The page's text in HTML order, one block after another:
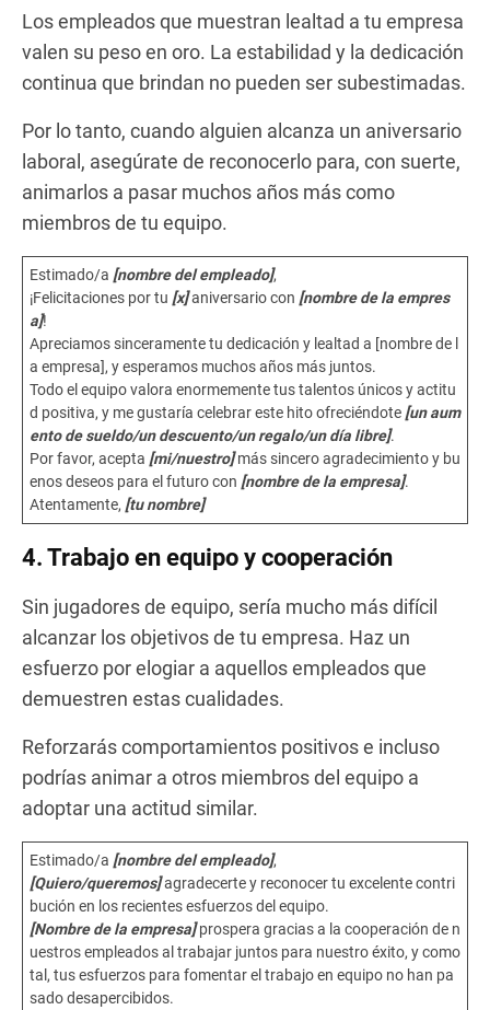
Los empleados que muestran lealtad a tu empresa
valen su peso en oro. La estabilidad y la dedicación
continua que brindan no pueden ser subestimadas.
Por lo tanto, cuando alguien alcanza un aniversario
laboral, asegúrate de reconocerlo para, con suerte,
animarlos a pasar muchos años más como
miembros de tu equipo.
Estimado/a [nombre del empleado],
¡Felicitaciones por tu [x]aniversario con [nombre de la empres
a]!
Apreciamos sinceramente tu dedicación y lealtad a [nombre de l
a empresa], y esperamos muchos años más juntos.
Todo el equipo valora enormemente tus talentos únicos y actitu
d positiva, y me gustaría celebrar este hito ofreciéndote [un aum
ento de sueldo/un descuento/un regalo/un día libre].
Por favor, acepta [mi/nuestro]más sincero agradecimiento y bu
enos deseos para el futuro con [nombre de la empresa].
Atentamente, [tu nombre]
4. Trabajo en equipo y cooperación
Sin jugadores de equipo, sería mucho más difícil
alcanzar los objetivos de tu empresa. Haz un
esfuerzo por elogiar a aquellos empleados que
demuestren estas cualidades.
Reforzarás comportamientos positivos e incluso
podrías animar a otros miembros del equipo a
adoptar una actitud similar.
Estimado/a [nombre del empleado],
[Quiero/queremos]agradecerte y reconocer tu excelente contri
bución en los recientes esfuerzos del equipo.
[Nombre de la empresa]prospera gracias a la cooperación de n
uestros empleados al trabajar juntos para nuestro éxito, y como
tal, tus esfuerzos para fomentar el trabajo en equipo no han pa
sado desapercibidos.